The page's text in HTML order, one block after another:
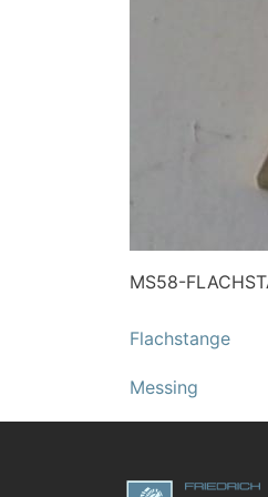
MS58-
Flachstange
Messing